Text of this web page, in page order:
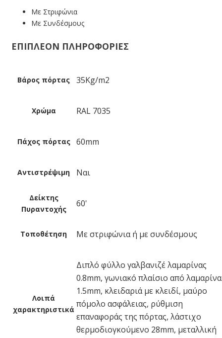
Με Στριφώνια
Με Συνδέσμους
ΕΠΙΠΛΕΟΝ ΠΛΗΡΟΦΟΡΙΕΣ
Βάρος πόρτας 35Kg/m2
Χρώμα RAL 7035
Πάχος πόρτας 60mm
Αντιστρέψιμη Ναι
Δείκτης
Πυραντοχής
60'
Τοποθέτηση Με στριφώνια ή με συνδέσμους
Λοιπά
χαρακτηριστικά
Διπλό φύλλο γαλβανιζέ λαμαρίνας
0.8mm, γωνιακό πλαίσιο από λαμαρίνα
1.5mm, κλειδαριά με κλειδί, μαύρο
πόμολο ασφάλειας, ρύθμιση
επαναφοράς της πόρτας, λάστιχο
θερμοδιογκούμενο 28mm, μεταλλική